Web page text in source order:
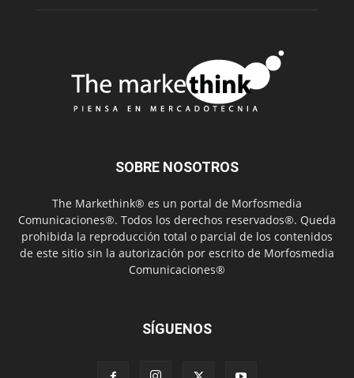
SOBRE NOSOTROS
The Markethink® es un portal de Morfosmedia
Comunicaciones®. Todos los derechos reservados®. Queda
prohibida la reproducción total o parcial de los contenidos
de este sitio sin la autorización por escrito de Morfosmedia
Comunicaciones®
SÍGUENOS